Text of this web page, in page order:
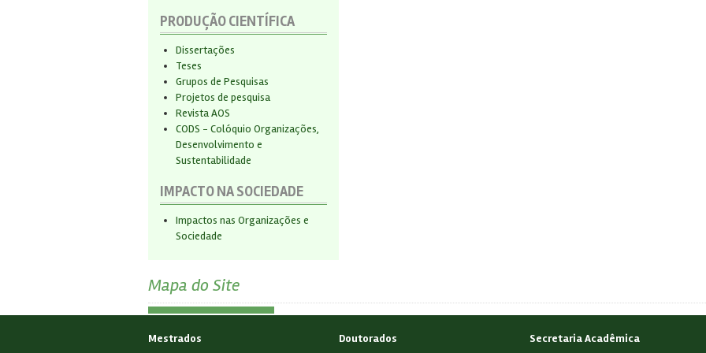
PRODUÇÃO CIENTÍFICA
Dissertações
Teses
Grupos de Pesquisas
Projetos de pesquisa
Revista AOS
CODS - Colóquio Organizações,
Desenvolvimento e
Sustentabilidade
IMPACTO NA SOCIEDADE
Impactos nas Organizações e
Sociedade
Mapa do Site
Mestrados Doutorados Secretaria Acadêmica